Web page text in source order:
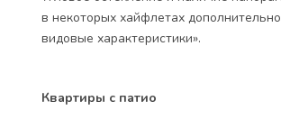
в некоторых хайфлетах
видовые характеристики».
Квартиры с патио